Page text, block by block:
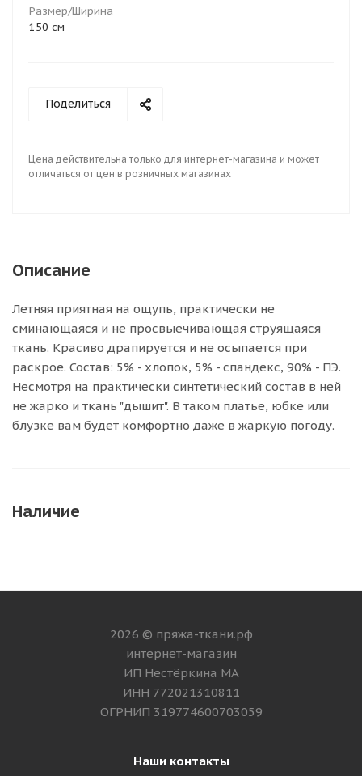
Размер/Ширина
150 см
Поделиться
Цена действительна только для интернет-магазина и может
отличаться от цен в розничных магазинах
Описание
Летняя приятная на ощупь, практически не
сминающаяся и не просвыечивающая струящаяся
ткань. Красиво драпируется и не осыпается при
раскрое. Состав: 5% - хлопок, 5% - спандекс, 90% - ПЭ.
Несмотря на практически синтетический состав в ней
не жарко и ткань "дышит". В таком платье, юбке или
блузке вам будет комфортно даже в жаркую погоду.
Наличие
2026 © пряжа-ткани.рф
интернет-магазин
ИП Нестёркина МА
ИНН 772021310811
ОГРНИП 319774600703059
Наши контакты